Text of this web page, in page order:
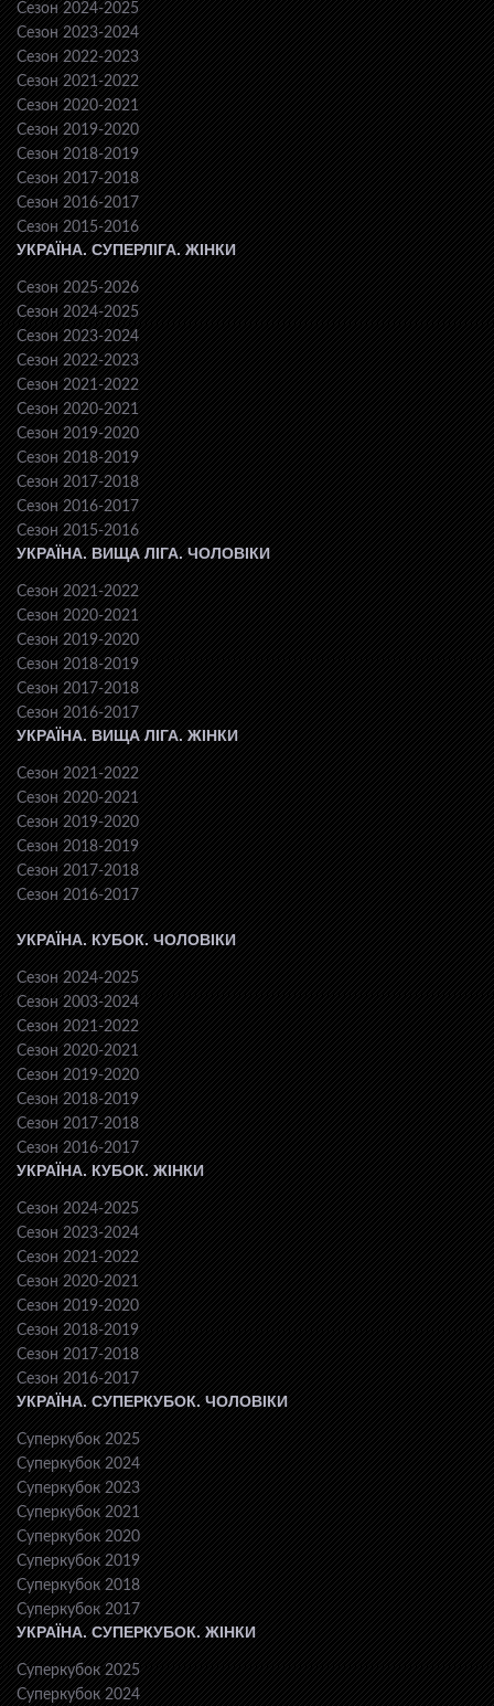
Сезон 2024-2025
Сезон 2023-2024
Сезон 2022-2023
Сезон 2021-2022
Сезон 2020-2021
Сезон 2019-2020
Сезон 2018-2019
Сезон 2017-2018
Сезон 2016-2017
Сезон 2015-2016
УКРАЇНА. СУПЕРЛІГА. ЖІНКИ
Сезон 2025-2026
Сезон 2024-2025
Сезон 2023-2024
Сезон 2022-2023
Сезон 2021-2022
Сезон 2020-2021
Сезон 2019-2020
Сезон 2018-2019
Сезон 2017-2018
Сезон 2016-2017
Сезон 2015-2016
УКРАЇНА. ВИЩА ЛІГА. ЧОЛОВІКИ
Сезон 2021-2022
Сезон 2020-2021
Сезон 2019-2020
Сезон 2018-2019
Сезон 2017-2018
Сезон 2016-2017
УКРАЇНА. ВИЩА ЛІГА. ЖІНКИ
Сезон 2021-2022
Сезон 2020-2021
Сезон 2019-2020
Сезон 2018-2019
Сезон 2017-2018
Сезон 2016-2017
УКРАЇНА. КУБОК. ЧОЛОВІКИ
Сезон 2024-2025
Сезон 2003-2024
Сезон 2021-2022
Сезон 2020-2021
Сезон 2019-2020
Сезон 2018-2019
Сезон 2017-2018
Сезон 2016-2017
УКРАЇНА. КУБОК. ЖІНКИ
Сезон 2024-2025
Сезон 2023-2024
Сезон 2021-2022
Сезон 2020-2021
Сезон 2019-2020
Сезон 2018-2019
Сезон 2017-2018
Сезон 2016-2017
УКРАЇНА. СУПЕРКУБОК. ЧОЛОВІКИ
Суперкубок 2025
Суперкубок 2024
Суперкубок 2023
Суперкубок 2021
Суперкубок 2020
Суперкубок 2019
Суперкубок 2018
Суперкубок 2017
УКРАЇНА. СУПЕРКУБОК. ЖІНКИ
Суперкубок 2025
Суперкубок 2024